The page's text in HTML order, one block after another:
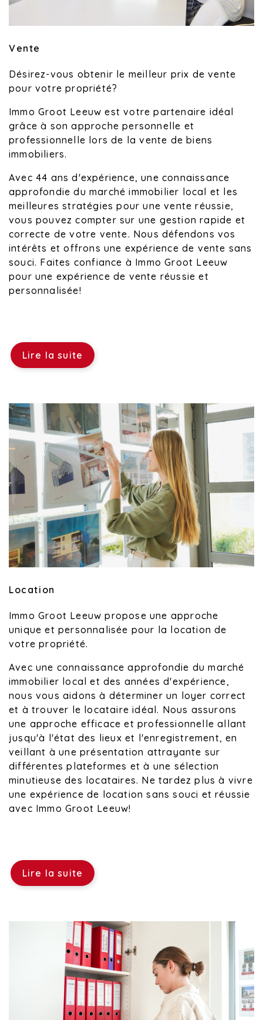
Vente
Désirez-vous obtenir le meilleur prix de vente
pour votre propriété?
Immo Groot Leeuw est votre partenaire idéal
grâce à son approche personnelle et
professionnelle lors de la vente de biens
immobiliers.
Avec 44 ans d'expérience, une connaissance
approfondie du marché immobilier local et les
meilleures stratégies pour une vente réussie,
vous pouvez compter sur une gestion rapide et
correcte de votre vente. Nous défendons vos
intérêts et offrons une expérience de vente sans
souci. Faites confiance à Immo Groot Leeuw
pour une expérience de vente réussie et
personnalisée!
Lire la suite
Location
Immo Groot Leeuw propose une approche
unique et personnalisée pour la location de
votre propriété.
Avec une connaissance approfondie du marché
immobilier local et des années d'expérience,
nous vous aidons à déterminer un loyer correct
et à trouver le locataire idéal. Nous assurons
une approche efficace et professionnelle allant
jusqu'à l'état des lieux et l'enregistrement, en
veillant à une présentation attrayante sur
différentes plateformes et à une sélection
minutieuse des locataires. Ne tardez plus à vivre
une expérience de location sans souci et réussie
avec Immo Groot Leeuw!
Lire la suite